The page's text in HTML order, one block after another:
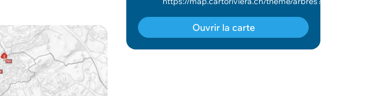
Ouvrir la carte